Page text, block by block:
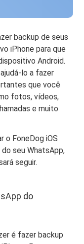
backup de seus
iPhone para que
Android.
lo a fazer
que você
fotos, vídeos,
e muito
o FoneDog iOS
seu WhatsApp,
seguir.
do
é fazer backup